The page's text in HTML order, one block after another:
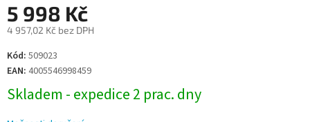
5 998 Kč
4 957,02 Kč bez DPH
Měrná
cena:
Kód: 509023
EAN: 4005546998459
Skladem - expedice 2 prac. dny